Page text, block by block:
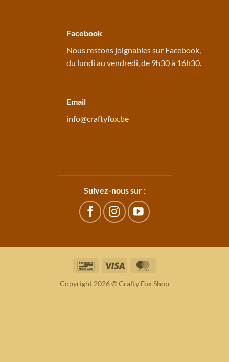
Facebook
Nous restons joignables sur Facebook,
du lundi au vendredi, de 9h30 à 16h30.
Email
info@craftyfox.be
Suivez-nous sur :
BancontactVisa
Copyright 2026 © Crafty Fox Shop